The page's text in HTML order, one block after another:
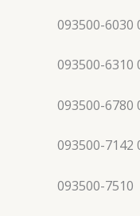
093500-6030
093500-6310
093500-6780
093500-7142
093500-7510